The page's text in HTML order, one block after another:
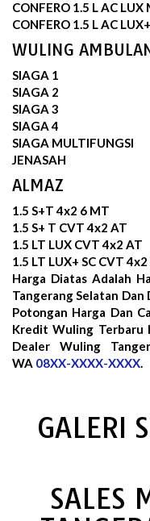
CONFERO 1.5 L AC LUX
CONFERO 1.5 L AC
WULING
SIAGA 1
SIAGA 2
SIAGA 3
SIAGA 4
SIAGA MULTIFUNGSI
JENASAH
ALMAZ
1.5 S+T 4x2 6 MT
1.5 S+ T CVT 4x2 AT
1.5 LT LUX CVT 4x2 AT
1.5 LT LUX+ SC CVT
Harga Diatas Adalah
Tangerang Selatan Dan
Potongan Harga Dan
Kredit Wuling Terbaru
Dealer Wuling
WA 08XX-XXXX-XXXX.
GALERI
SALES